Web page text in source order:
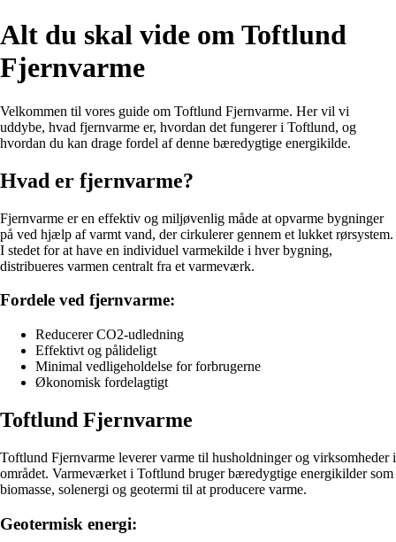
Alt du skal vide om Toftlund
Fjernvarme
Velkommen til vores guide om Toftlund Fjernvarme. Her vil vi
uddybe, hvad fjernvarme er, hvordan det fungerer i Toftlund, og
hvordan du kan drage fordel af denne bæredygtige energikilde.
Hvad er fjernvarme?
Fjernvarme er en effektiv og miljøvenlig måde at opvarme bygninger
på ved hjælp af varmt vand, der cirkulerer gennem et lukket rørsystem.
I stedet for at have en individuel varmekilde i hver bygning,
distribueres varmen centralt fra et varmeværk.
Fordele ved fjernvarme:
Reducerer CO2-udledning
Effektivt og pålideligt
Minimal vedligeholdelse for forbrugerne
Økonomisk fordelagtigt
Toftlund Fjernvarme
Toftlund Fjernvarme leverer varme til husholdninger og virksomheder i
området. Varmeværket i Toftlund bruger bæredygtige energikilder som
biomasse, solenergi og geotermi til at producere varme.
Geotermisk energi: